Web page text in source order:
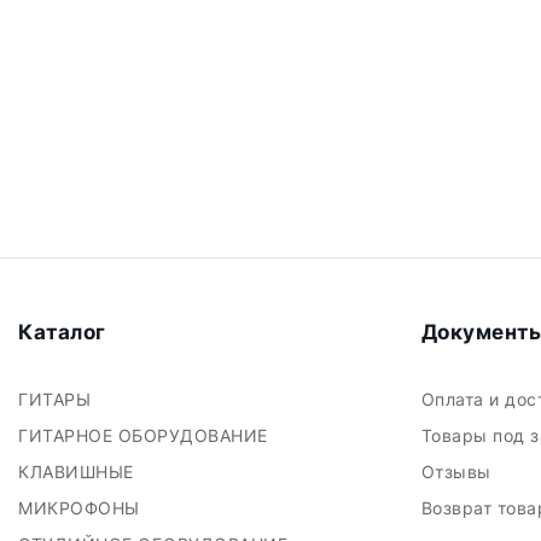
Каталог
ГИТАРЫ
ГИТАРНОЕ ОБОРУДОВАНИЕ
КЛАВИШНЫЕ
МИКРОФОНЫ
Оплата и
Товары под
Отзывы
Возврат